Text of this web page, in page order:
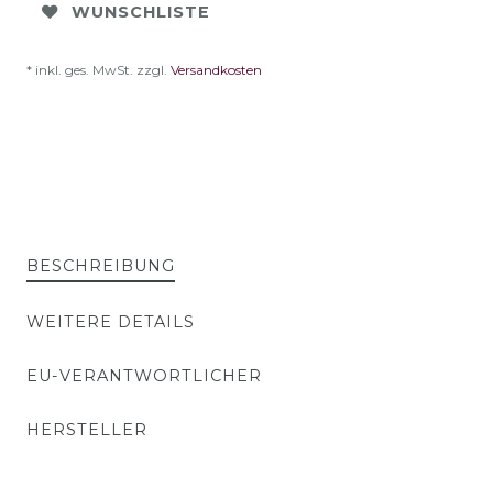
WUNSCHLISTE
* inkl. ges. MwSt. zzgl. Versandkosten
BESCHREIBUNG
WEITERE DETAILS
EU-VERANTWORTLICHER
HERSTELLER